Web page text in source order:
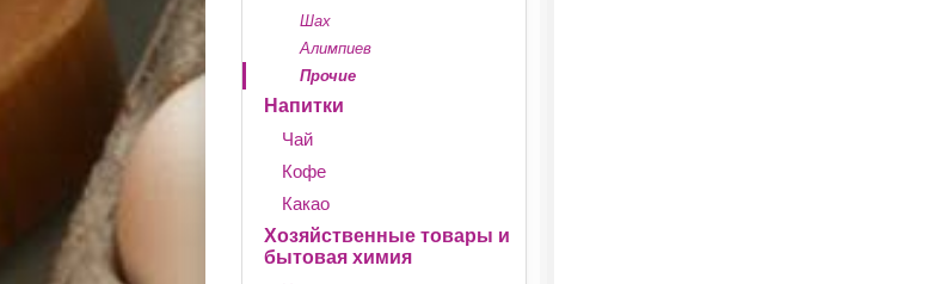
Шах
Алимпиев
Прочие
Напитки
Чай
Кофе
Какао
Хозяйственные товары и
бытовая химия